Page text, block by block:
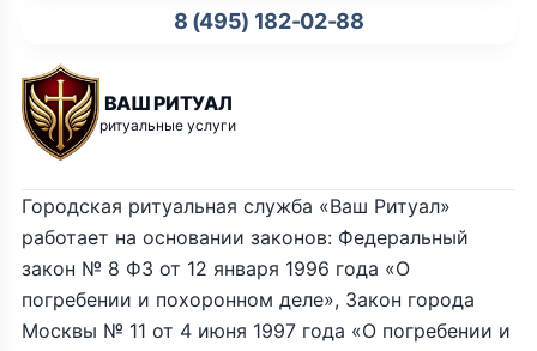
ВАШ РИТУАЛ
ритуальные услуги
8 (495) 182-02-88
Городская ритуальная служба «Ваш Ритуал»
работает на основании законов: Федеральный
закон № 8 ФЗ от 12 января 1996 года «О
погребении и похоронном деле», Закон города
Москвы № 11 от 4 июня 1997 года «О погребении и